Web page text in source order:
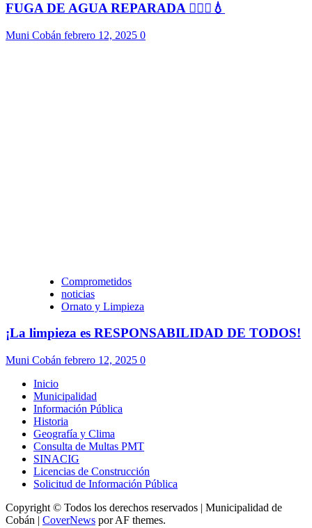
FUGA DE AGUA REPARADA 👷🏻‍♂️💧
Muni Cobán febrero 12, 2025 0
Comprometidos
noticias
Ornato y Limpieza
¡La limpieza es RESPONSABILIDAD DE TODOS!
Muni Cobán febrero 12, 2025 0
Inicio
Municipalidad
Información Pública
Historia
Geografía y Clima
Consulta de Multas PMT
SINACIG
Licencias de Construcción
Solicitud de Información Pública
Copyright © Todos los derechos reservados | Municipalidad de
Cobán | CoverNews por AF themes.